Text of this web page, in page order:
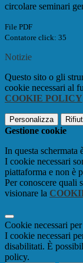
circolare seminari
File PDF
Contatore click: 35
Notizie
Questo sito o gli
cookie necessari al
COOKIE POLICY
Personalizza
Gestione cookie
In questa schermata
I cookie necessari
piattaforma e non è
Per conoscere quali
visionare la
Cookie necessari
I cookie necessari
disabilitati. È
policy.